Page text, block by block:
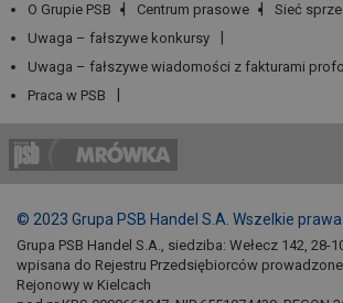
O Grupie PSB Centrum prasowe Sieć
Uwaga – fałszywe konkursy
Uwaga – fałszywe wiadomości z fakturami
Praca w PSB
© 2023 Grupa PSB Handel S.A. Wszelkie
Grupa PSB Handel S.A., siedziba: Wełecz 142, 28-
wpisana do Rejestru Przedsiębiorców
Rejonowy w Kielcach